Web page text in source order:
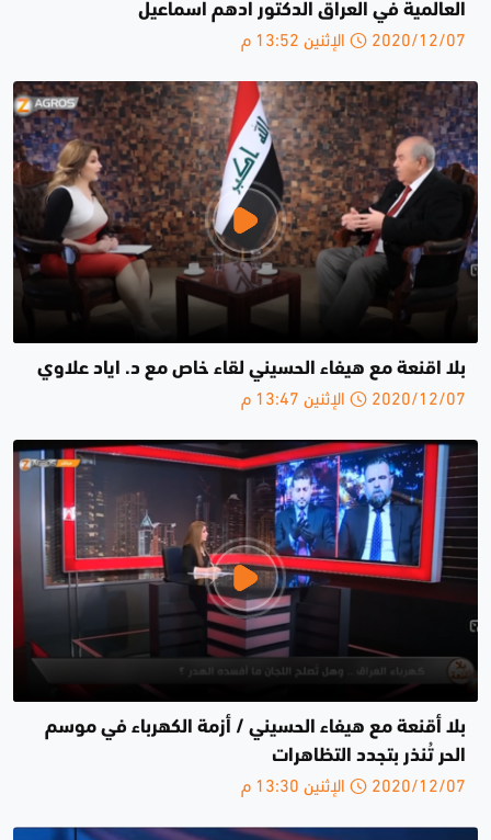
العالمية في العراق الدكتور ادهم اسماعيل
2020/12/07 الإثنين 13:52 م
بلا اقنعة مع هيفاء الحسيني لقاء خاص مع د. اياد علاوي
2020/12/07 الإثنين 13:47 م
بلا أقنعة مع هيفاء الحسيني / أزمة الكهرباء في موسم
الحر تُنذر بتجدد التظاهرات
2020/12/07 الإثنين 13:30 م